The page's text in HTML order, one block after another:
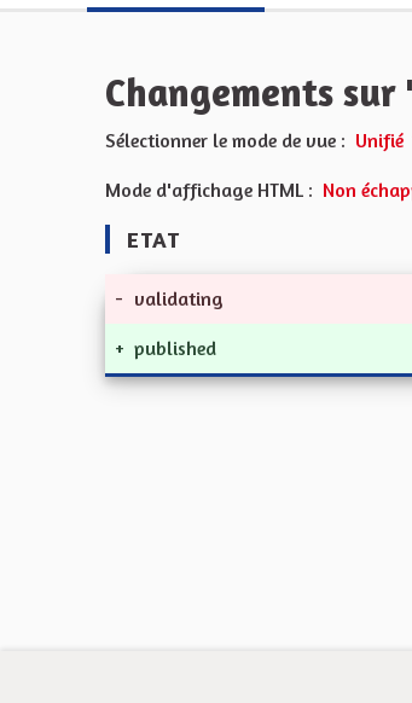
Changements
Sélectionner le mode de vue : Unifié
Mode d'affichage HTML : Non
ETAT
- validating
+ published